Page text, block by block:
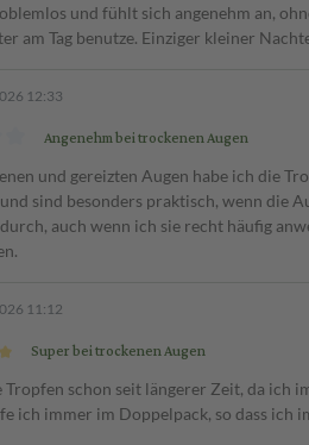
und fühlt sich angenehm an,
am Tag benutze. Einziger kleiner
12:33
Angenehm bei trockenen Augen
und gereizten Augen habe ich die
sind besonders praktisch, wenn die
auch wenn ich sie recht häufig
11:12
Super bei trockenen Augen
Tropfen schon seit längerer Zeit, da ich
ich immer im Doppelpack, so dass ich